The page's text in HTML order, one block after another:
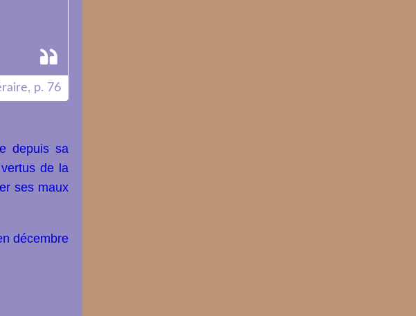
p. 76
depuis sa
de la
ses maux
décembre